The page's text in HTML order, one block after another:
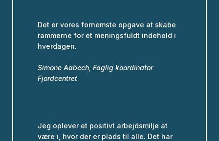
Det er vores fornemste opgave at skabe
rammerne for et meningsfuldt indehold i
hverdagen.
Simone Aabech, Faglig koordinator
Fjordcentret
Jeg oplever et positivt arbejdsmiljø at
være i, hvor der er plads til alle. Det har